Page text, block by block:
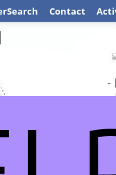
Contact
- Io gioco, -
-